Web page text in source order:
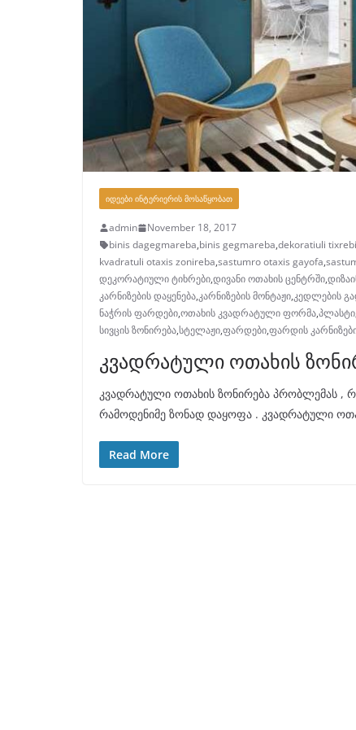
ᲘᲓᲔᲔᲑᲘ ᲘᲜᲢᲔᲠᲘᲔᲠᲘᲡ ᲛᲝᲡᲐᲬᲧᲝᲑᲐᲗ
admin
November 18, 2017
binis dagegmareba,binis gegmareba,dekoratiuli tixrebi
kvadratuli otaxis zonireba,sastumro otaxis gayofa,
დეკორატიული ტიხრები,დივანი ოთახის ცენტრში,
კარნიზების დაყენება,კარნიზების მონტაჟი,კედლების
ნაჭრის ფარდები,ოთახის კვადრატული ფორმა,
სივცის ზონირება,სტელაჟი,ფარდები,ფარდის
კვადრატული ოთახის
კვადრატული ოთახის ზონირება პრობლემას ,
რამოდენიმე ზონად დაყოფა . კვადრატული
Read More